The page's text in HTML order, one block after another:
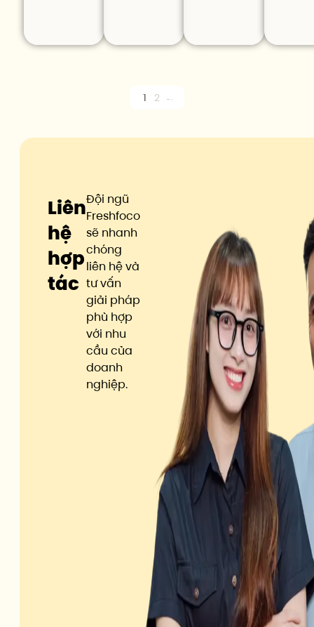
1 2 →
Liên
hệ
hợp
tác
Đội ngũ
Freshfoco
sẽ nhanh
chóng
liên hệ và
tư vấn
giải pháp
phù hợp
với nhu
cầu của
doanh
nghiệp.